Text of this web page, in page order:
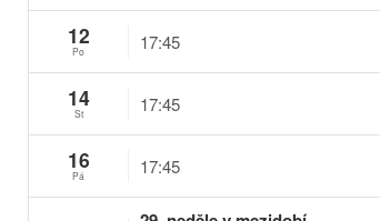
12
Po 17:45
14
St 17:45
16
Pá 17:45